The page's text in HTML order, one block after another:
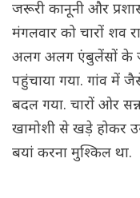
जरूरी कानूनी और
मंगलवार को चारों शव
अलग अलग एंबुलेंसों के
पहुंचाया गया. गांव में
बदल गया. चारों ओर
खामोशी से खड़े होकर
बयां करना मुश्किल था.